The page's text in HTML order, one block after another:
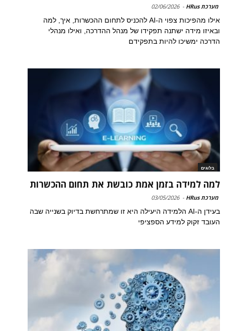
מערכת HRus -
02/06/2026
אילו מהפיכות צפוי ה-AI להכניס לתחום ההכשרות, איך, למה
ובאיזו מידה ישתנה תפקידו של מנהל ההדרכה, ואילו מנהלי
הדרכה ימשיכו להיות בתפקידם
בלוגים
למה למידה בזמן אמת כובשת את תחום ההכשרות
מערכת HRus -
03/05/2026
בעידן ה-AI הלמידה היעילה היא זו שמתרחשת בדיוק בשנייה שבה
העובד זקוק למידע הספציפי